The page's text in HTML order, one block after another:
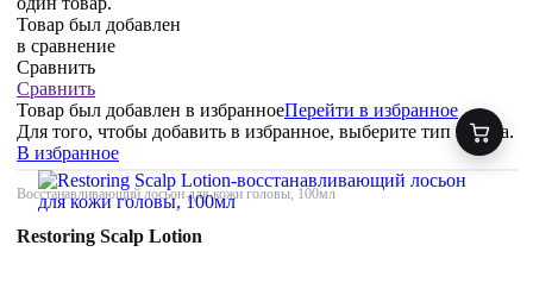
Товар был добавлен
в сравнение
Сравнить
Сравнить
Товар был добавлен в избранноеПерейти в избранное
Для того, чтобы добавить в избранное, выберите тип товара.
В избранное
Восстанавливающий лосьон для кожи головы, 100мл
Restoring Scalp Lotion